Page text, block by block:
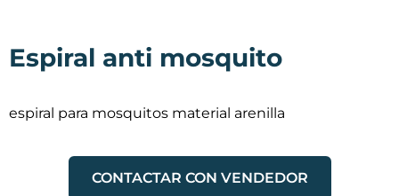
Espiral anti mosquito
espiral para mosquitos material arenilla
CONTACTAR CON VENDEDOR